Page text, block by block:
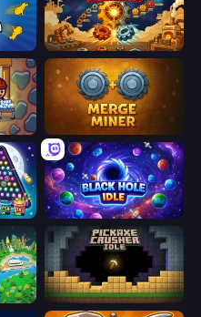
Gear Factory
Merge Miner
Black Hole Idle
Planet Evolution: Idle Clicker Pickaxe Crusher Idle